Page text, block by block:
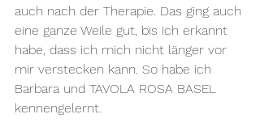
auch nach der Therapie. Das ging auch
eine ganze Weile gut, bis ich erkannt
habe, dass ich mich nicht länger vor
mir verstecken kann. So habe ich
Barbara und TAVOLA ROSA BASEL
kennengelernt.